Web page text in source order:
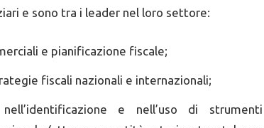
e sono tra i leader nel loro settore:
e pianificazione fiscale;
fiscali nazionali e internazionali;
e nell’uso di